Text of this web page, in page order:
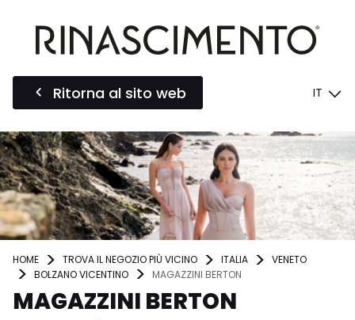
Ritorna al sito web IT
HOME TROVA IL NEGOZIO PIÙ VICINO ITALIA
VENETO
BOLZANO VICENTINO
MAGAZZINI BERTON
MAGAZZINI BERTON